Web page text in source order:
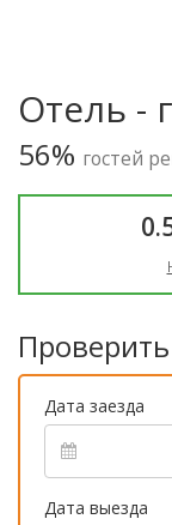
Отель -
56% гостей
Дата заезда
Дата выезда